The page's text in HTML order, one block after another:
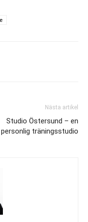
Nästa artikel
Studio Östersund – en
personlig träningsstudio